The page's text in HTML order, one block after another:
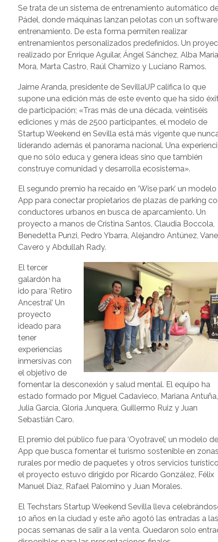
Se trata de un sistema de entrenamiento automático
Pádel, donde máquinas lanzan pelotas con un
entrenamiento. De esta forma permiten realizar
entrenamientos personalizados predefinidos. Un
realizado por Enrique Aguilar, Ángel Sánchez, Alba
Mora, Marta Castro, Raúl Chamizo y Luciano Ramos.
Jaime Aranda, presidente de SevillaUP califica lo que
supone una edición más de este evento que ha sido
de participación; «Tras más de una década, veintiséis
ediciones y más de 2500 participantes, el modelo de
Startup Weekend en Sevilla está más vigente que
liderando además el panorama nacional. Una
que no sólo educa y genera ideas sino que también
construye comunidad y desarrolla ecosistema».
El segundo premio ha recaído en ‘Wise park’ un
App para conectar propietarios de plazas de parking
conductores urbanos en busca de aparcamiento. Un
proyecto a manos de Cristina Santos, Claudia Boccola,
Benedetta Punzi, Pedro Ybarra, Alejandro Antúnez,
Cavero y Abdullah Rady.
El tercer
galardón ha
ido para ‘Retiro
Ancestral’ Un
proyecto
ideado para
tener
experiencias
inmersivas con
el objetivo de
fomentar la desconexión y salud mental. El equipo ha
estado formado por Miguel Cadavieco, Mariana Antuña,
Julia García, Gloria Junquera, Guillermo Ruiz y Juan
Sebastián Caro.
El premio del público fue para ‘Oyotravel’, un modelo
App que busca fomentar el turismo sostenible en
rurales por medio de paquetes y otros servicios
el proyecto estuvo dirigido por Ricardo González, Félix
Manuel Díaz, Rafael Palomino y Juan Morales.
El Techstars Startup Weekend Sevilla lleva
10 años en la ciudad y este año agotó las entradas a
pocas semanas de salir a la venta. Quedaron solo